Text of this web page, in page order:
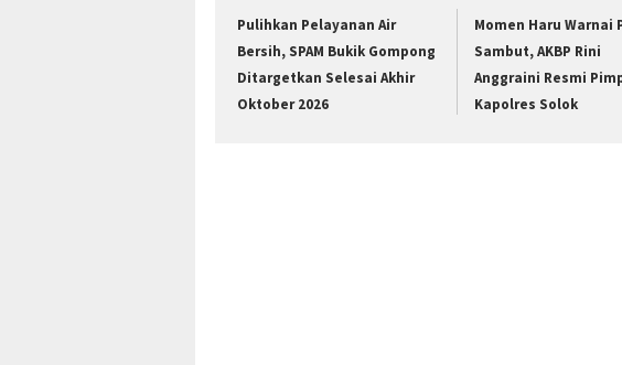
Pulihkan Pelayanan Air
Bersih, SPAM Bukik Gompong
Ditargetkan Selesai Akhir
Oktober 2026
Momen Haru Warnai
Sambut, AKBP Rini
Anggraini Resmi
Kapolres Solok